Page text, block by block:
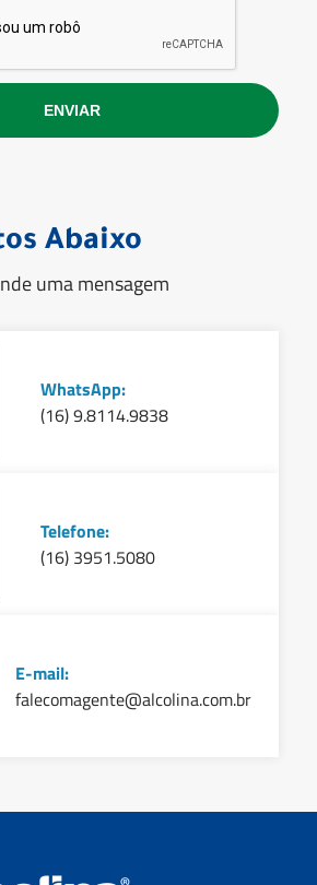
Abaixo
uma mensagem
WhatsApp:
(16) 9.8114.9838
Telefone:
(16) 3951.5080
E-mail:
falecomagente@alcolina.com.br